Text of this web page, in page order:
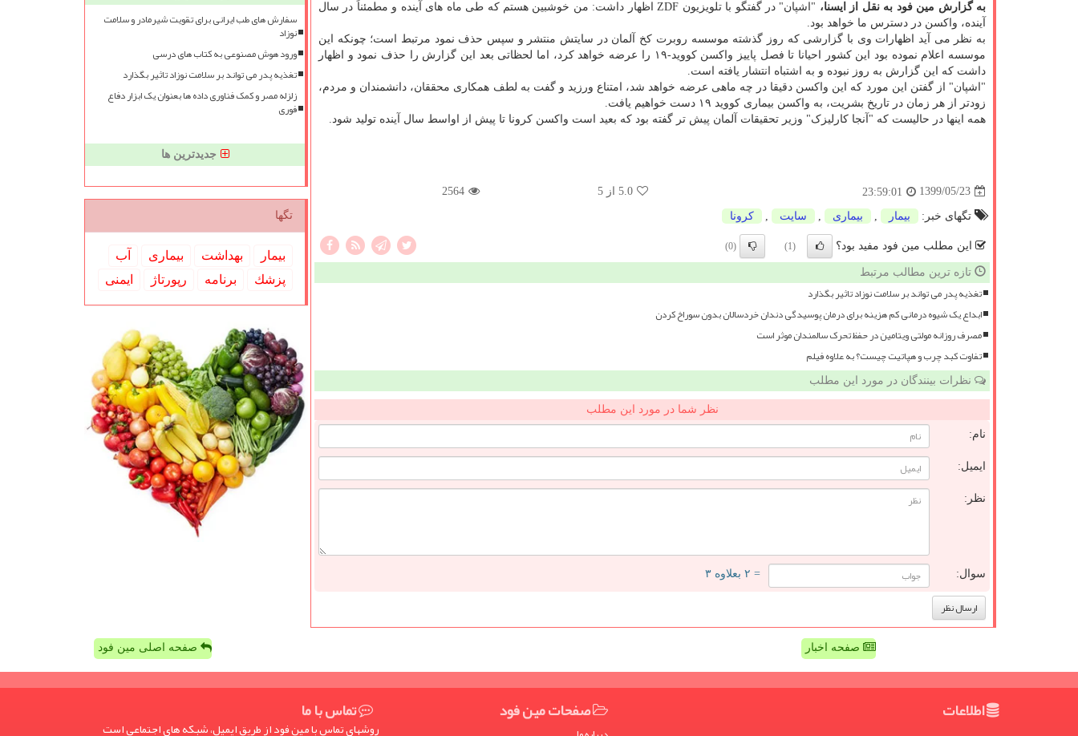
به گزارش مین فود به نقل از ایسنا،
"اشپان" در گفتگو با تلویزیون ZDF اظهار داشت: من خوشبین هستم که طی ماه های آینده و مطمئناً در سال
آینده، واکسن در دسترس ما خواهد بود.
به نظر می آید اظهارات وی با گزارشی که روز گذشته موسسه روبرت کخ آلمان در سایتش منتشر و سپس حذف نمود مرتبط است؛ چونکه این
موسسه اعلام نموده بود این کشور احیانا تا فصل پاییز واکسن کووید-۱۹ را عرضه خواهد کرد، اما لحظاتی بعد این گزارش را حذف نمود و اظهار
داشت که این گزارش به روز نبوده و به اشتباه انتشار یافته است.
"اشپان" از گفتن این مورد که این واکسن دقیقا در چه ماهی عرضه خواهد شد، امتناع ورزید و گفت به لطف همکاری محققان، دانشمندان و مردم،
زودتر از هر زمان در تاریخ بشریت، به واکسن بیماری کووید ۱۹ دست خواهیم یافت.
همه اینها در حالیست که "آنجا کارلیزک" وزیر تحقیقات آلمان پیش تر گفته بود که بعید است واکسن کرونا تا پیش از اواسط سال آینده تولید شود.
1399/05/23
23:59:01
5.0 از 5 2564
تگهای خبر: بیمار بیماری سایت كرونا
این مطلب مین فود مفید بود؟ (1)
(0)
تازه ترین مطالب مرتبط
تغذیه پدر می تواند بر سلامت نوزاد تاثیر بگذارد
ابداع یک شیوه درمانی کم هزینه برای درمان پوسیدگی دندان خردسالان بدون سوراخ کردن
مصرف روزانه مولتی ویتامین در حفظ تحرک سالمندان موثر است
تفاوت کبد چرب و هپاتیت چیست؟ به علاوه فیلم
نظرات بینندگان در مورد این مطلب
نظر شما در مورد این مطلب
نام:
ایمیل:
نظر:
سوال: = ۲ بعلاوه ۳
سفارش های طب ایرانی برای تقویت شیرمادر و سلامت
نوزاد
ورود هوش مصنوعی به کتاب های درسی
تغذیه پدر می تواند بر سلامت نوزاد تاثیر بگذارد
زلزله مصر و کمک فناوری داده ها بعنوان یک ابزار دفاع
فوری
جدیدترین ها
تگها
بیمار بهداشت بیماری
آب
پزشك
برنامه رپورتاژ ایمنی
صفحه اخبار صفحه اصلی مین فود
اطلاعات صفحات مین فود تماس با ما
روشهای تماس با مین فود از طریق ایمیل، شبکه های اجتماعی است